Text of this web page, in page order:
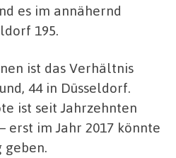
es im annähernd
195.
ist das Verhältnis
44 in Düsseldorf.
ist seit Jahrzehnten
erst im Jahr 2017 könnte
geben.